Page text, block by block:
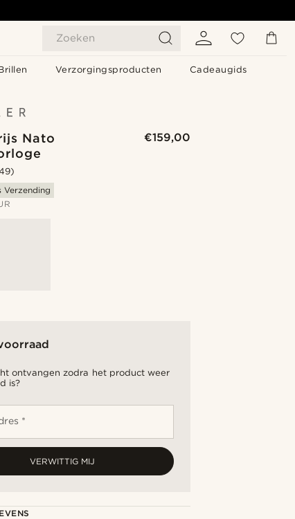
Zoeken
Verzorgingsproducten Cadeaugids
Nato
€159,00
Verzending
ontvangen zodra het product weer
is?
*
VERWITTIG MIJ